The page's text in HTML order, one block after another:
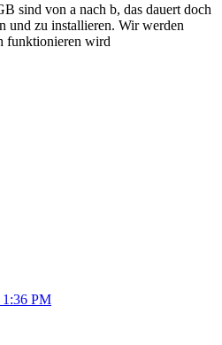
sind von a nach b, das dauert doch
und zu installieren. Wir werden
funktionieren wird
PM